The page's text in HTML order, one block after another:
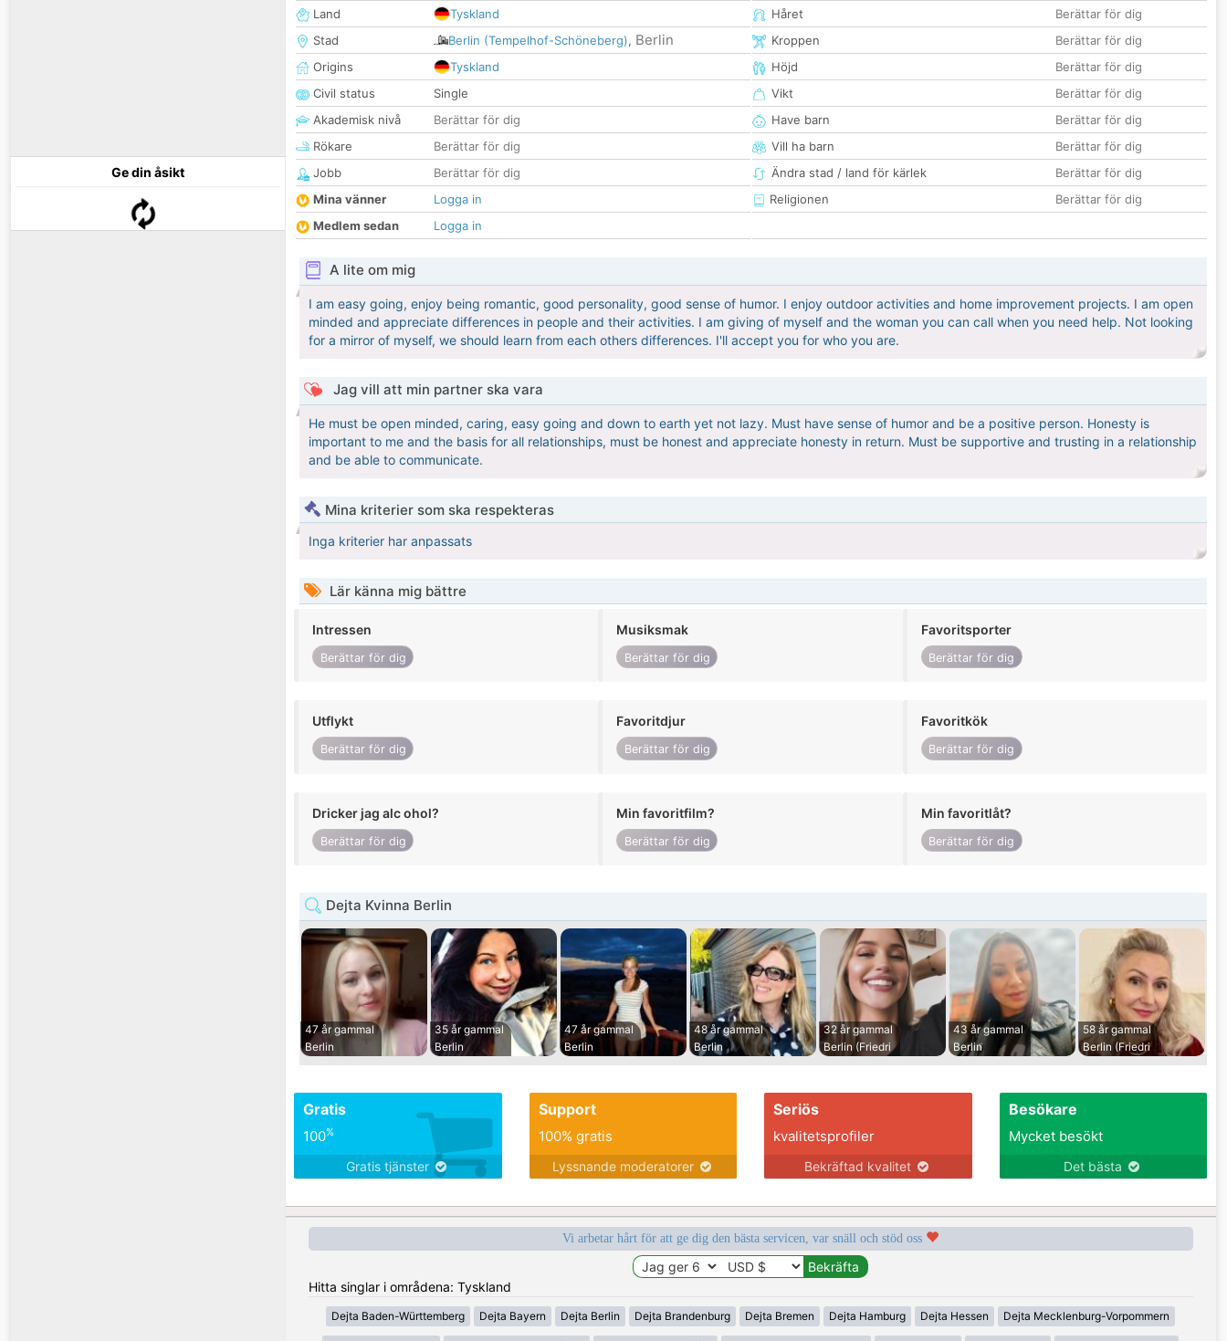
Ge din åsikt
Land
Tyskland
Stad
Berlin (Tempelhof-Schöneberg), Berlin
Origins
Tyskland
Civil status
Single
Akademisk nivå
Berättar för dig
Rökare
Berättar för dig
Jobb
Berättar för dig
Mina vänner
Logga in
Medlem sedan
Logga in
Håret
Berättar för dig
Kroppen
Berättar för dig
Höjd
Berättar för dig
Vikt
Berättar för dig
Have barn
Berättar för dig
Vill ha barn
Berättar för dig
Ändra stad / land för kärlek
Berättar för dig
Religionen
Berättar för dig
A lite om mig
I am easy going, enjoy being romantic, good personality, good sense of humor. I enjoy outdoor activities and home improvement projects. I am open
minded and appreciate differences in people and their activities. I am giving of myself and the woman you can call when you need help. Not looking
for a mirror of myself, we should learn from each others differences. I'll accept you for who you are.
Jag vill att min partner ska vara
He must be open minded, caring, easy going and down to earth yet not lazy. Must have sense of humor and be a positive person. Honesty is
important to me and the basis for all relationships, must be honest and appreciate honesty in return. Must be supportive and trusting in a relationship
and be able to communicate.
Mina kriterier som ska respekteras
Inga kriterier har anpassats
Lär känna mig bättre
Intressen
Berättar för dig
Musiksmak
Berättar för dig
Favoritsporter
Berättar för dig
Utflykt
Berättar för dig
Favoritdjur
Berättar för dig
Favoritkök
Berättar för dig
Dricker jag alc ohol?
Berättar för dig
Min favoritfilm?
Berättar för dig
Min favoritlåt?
Berättar för dig
Dejta Kvinna Berlin
47 år gammal
Berlin
35 år gammal
Berlin
47 år gammal
Berlin
48 år gammal
Berlin
32 år gammal
Berlin (Friedri
43 år gammal
Berlin
58 år gammal
Berlin (Friedri
Gratis
100%
Gratis tjänster
Support
100% gratis
Lyssnande moderatorer
Seriös
kvalitetsprofiler
Bekräftad kvalitet
Besökare
Mycket besökt
Det bästa
Vi arbetar hårt för att ge dig den bästa servicen, var snäll och stöd oss
Hitta singlar i områdena: Tyskland
Dejta Baden-Württemberg Dejta Bayern Dejta Berlin Dejta Brandenburg Dejta Bremen Dejta Hamburg Dejta Hessen Dejta Mecklenburg-Vorpommern